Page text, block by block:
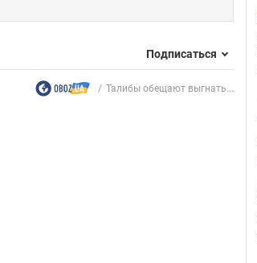
Подписаться
Талибы обещают выгнать...